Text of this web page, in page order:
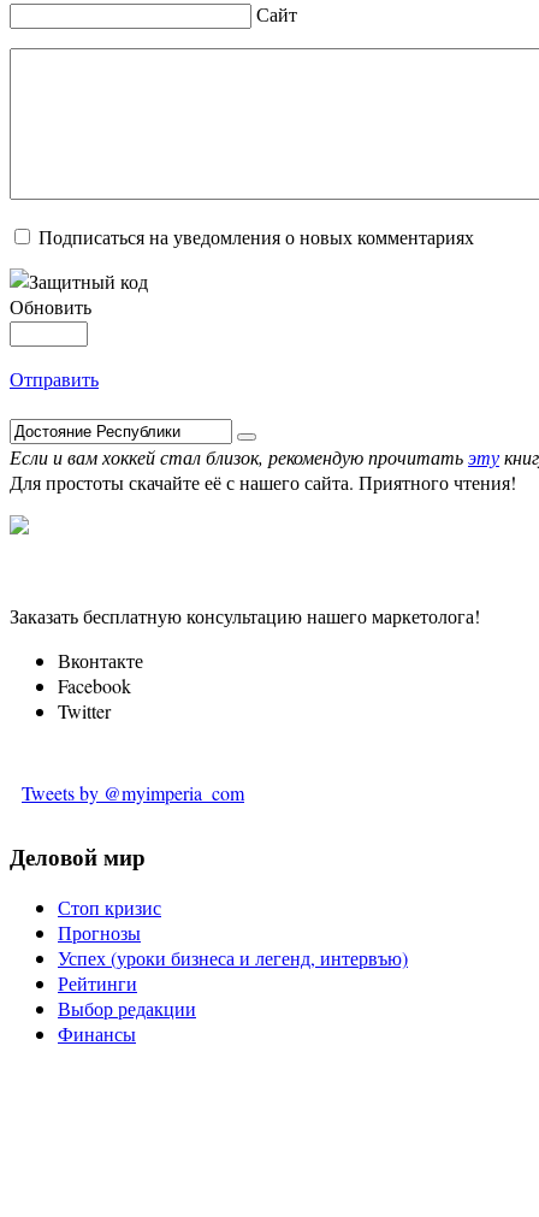
Сайт
Подписаться на уведомления о новых комментариях
Обновить
Отправить
Если и вам хоккей стал близок, рекомендую прочитатьэту
Для простоты скачайте её с нашего сайта. Приятного чтения!
Заказать бесплатную консультацию нашего маркетолога!
Вконтакте
Facebook
Twitter
Tweets by @myimperia_com
Деловой мир
Стоп кризис
Прогнозы
Успех (уроки бизнеса и легенд, интервъю)
Рейтинги
Выбор редакции
Финансы